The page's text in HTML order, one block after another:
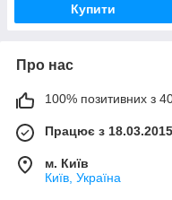
Купити
Про нас
100% позитивних з 40
Працює з 18.03.2015
м. Київ
Київ, Україна